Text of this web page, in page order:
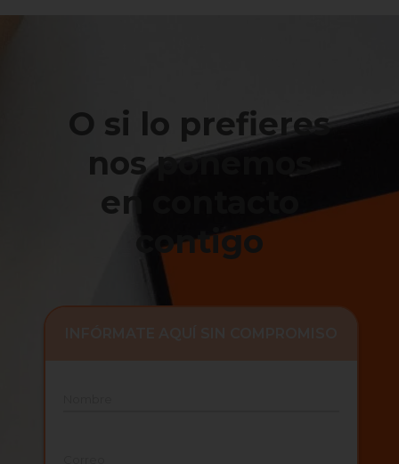
O si lo prefieres
nos ponemos
en contacto
contigo